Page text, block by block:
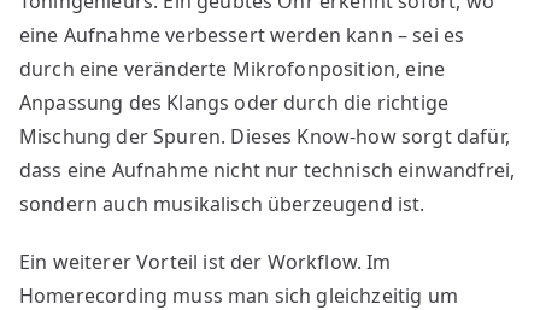
eine Aufnahme verbessert werden kann – sei es
durch eine veränderte Mikrofonposition, eine
Anpassung des Klangs oder durch die richtige
Mischung der Spuren. Dieses Know-how sorgt dafür,
dass eine Aufnahme nicht nur technisch einwandfrei,
sondern auch musikalisch überzeugend ist.
Ein weiterer Vorteil ist der Workflow. Im
Homerecording muss man sich gleichzeitig um